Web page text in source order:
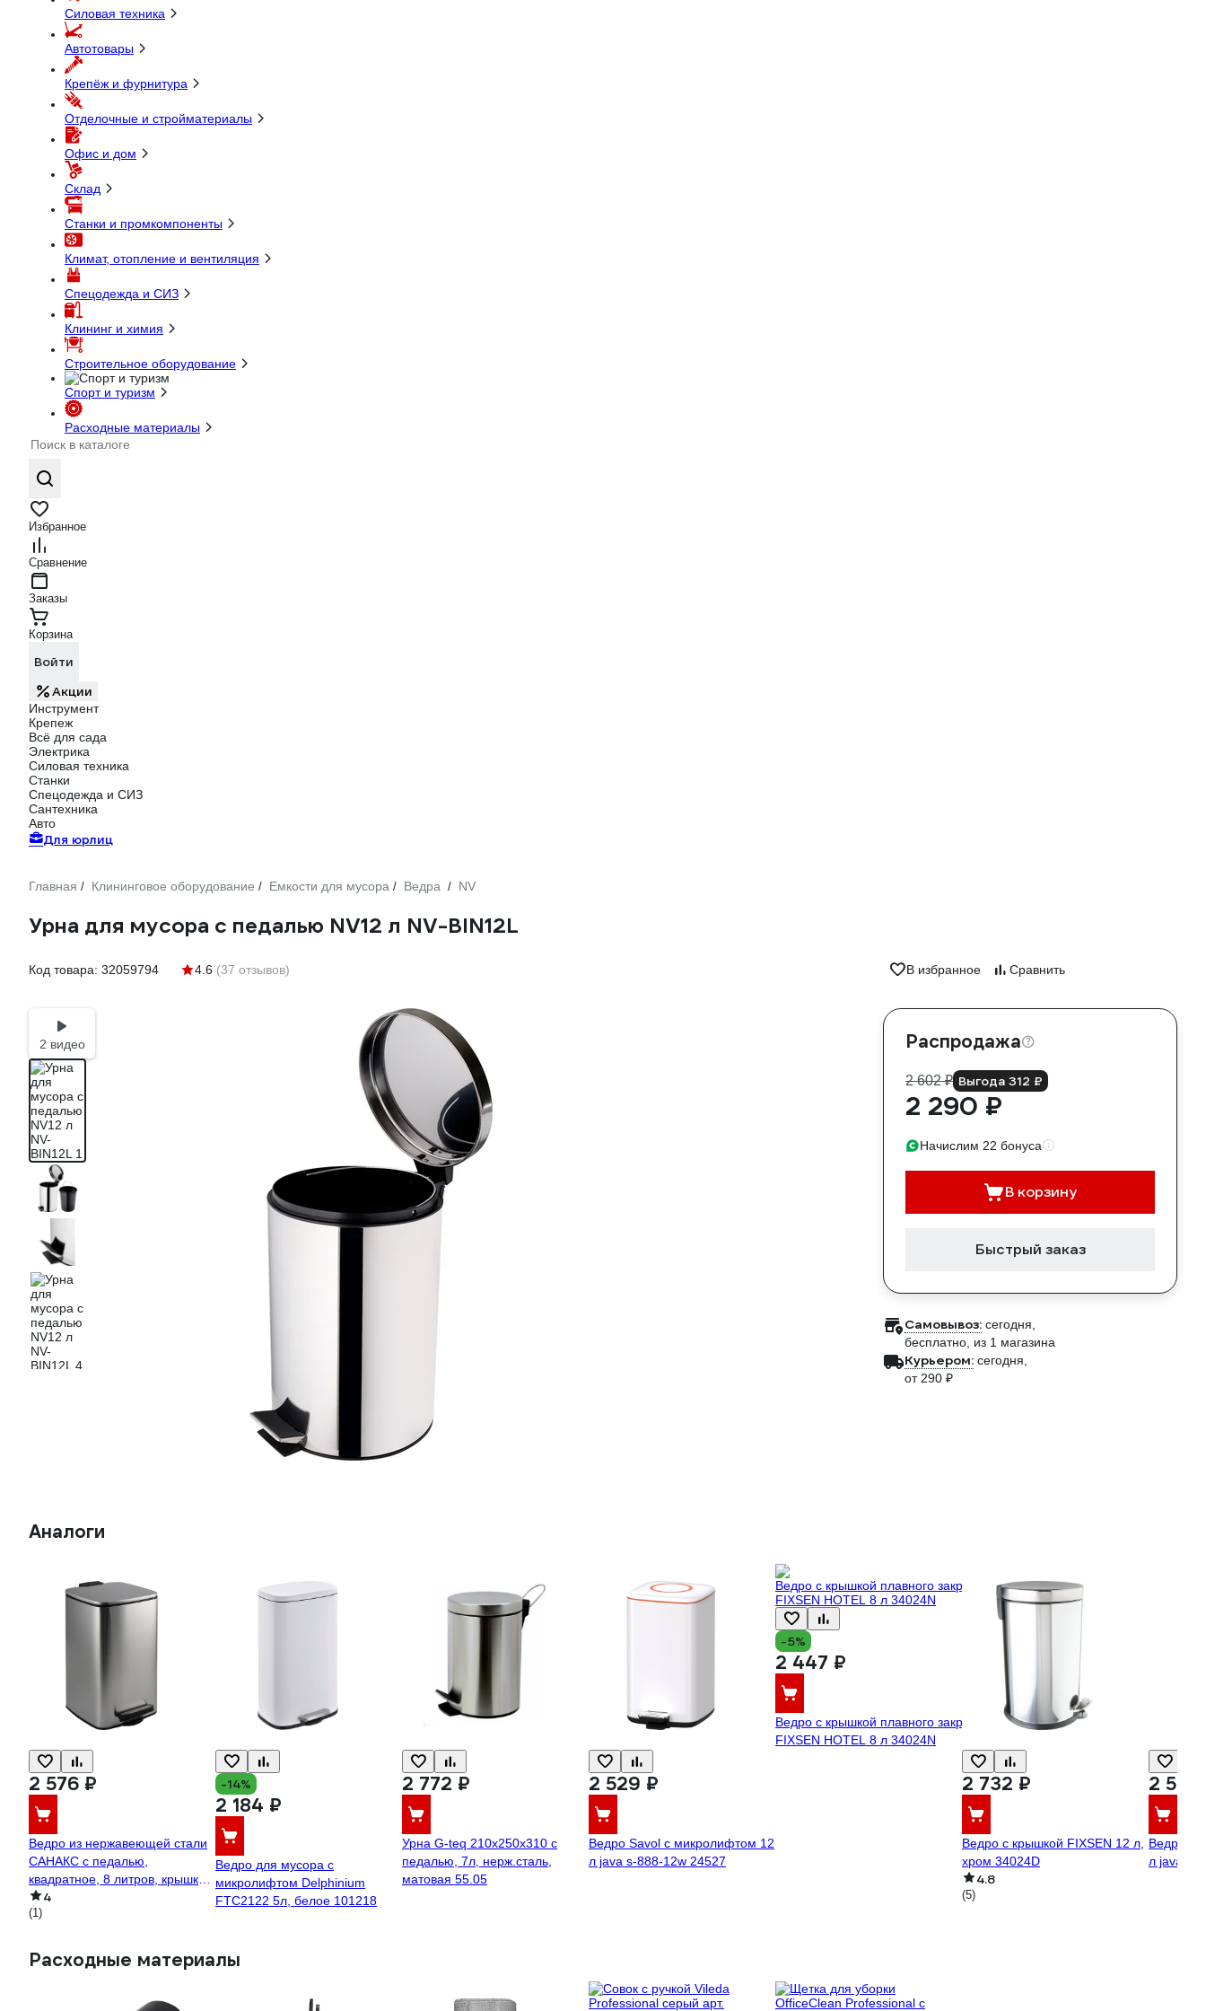
Силовая техника
Автотовары
Крепёж и фурнитура
Отделочные и стройматериалы
Офис и дом
Склад
Станки и промкомпоненты
Климат, отопление и вентиляция
Спецодежда и СИЗ
Клининг и химия
Строительное оборудование
Спорт и туризм
Расходные материалы
Избранное
Сравнение
Заказы
Корзина
Войти
Акции
Инструмент
Крепеж
Всё для сада
Электрика
Силовая техника
Станки
Спецодежда и СИЗ
Сантехника
Авто
Для юрлиц
Главная / Клининговое оборудование / Емкости для мусора / Ведра / NV
Урна для мусора с педалью NV12 л NV-BIN12L
Код товара: 32059794 4.6 (37 отзывов) В избранное Сравнить
2 видео Распродажа
2 602 ₽ Выгода 312 ₽
2 290 ₽
Начислим 22 бонуса
В корзину
Быстрый заказ
Самовывоз: сегодня,
бесплатно , из 1 магазина
Курьером: сегодня,
от 290 ₽
Аналоги
2 576 ₽
Ведро из нержавеющей стали
САНАКС с педалью,
квадратное, 8 литров, крышка
микролифт, сатин 10808
4
(1)
-14%
2 184 ₽
Ведро для мусора с
микролифтом Delphinium
FTC2122 5л, белое 101218
2 772 ₽
Урна G-teq 210х250х310 с
педалью, 7л, нерж.сталь,
матовая 55.05
2 529 ₽
Ведро Savol с микролифтом 12
л java s-888-12w 24527
-5%
2 447 ₽
Ведро с крышкой плавного закрывания
FIXSEN HOTEL 8 л 34024N
2 732 ₽
Ведро с крышкой FIXSEN 12 л,
хром 34024D
4.8
(5)
2 529
Ведро
л java s-
Расходные материалы